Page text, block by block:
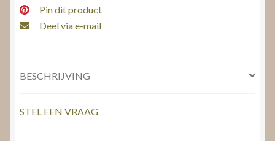
Pin dit product
Deel via e-mail
BESCHRIJVING
STEL EEN VRAAG